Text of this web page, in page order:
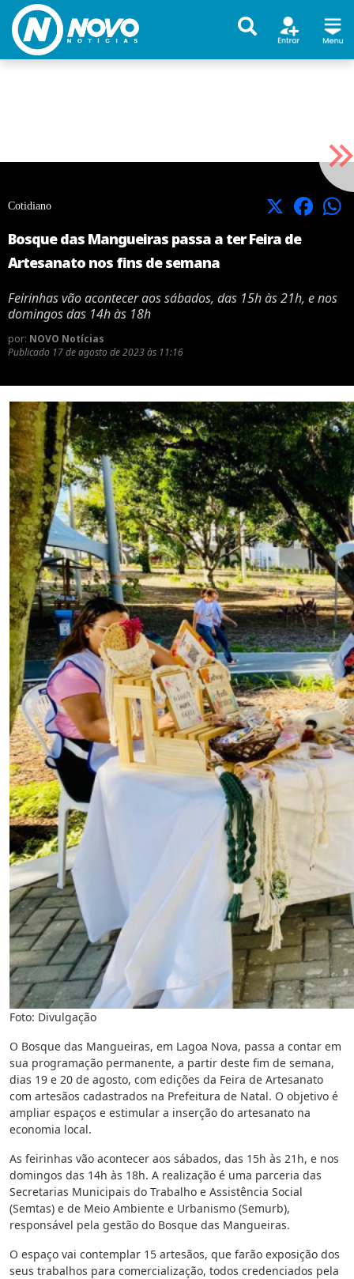
Cotidiano X Facebook
Bosque das Mangueiras passa a ter Feira de
Artesanato nos fins de semana
Feirinhas vão acontecer aos sábados, das 15h às 21h, e nos
domingos das 14h às 18h
por: NOVO Notícias
Publicado 17 de agosto de 2023 às 11:16
Foto: Divulgação
O Bosque das Mangueiras, em Lagoa Nova, passa a contar em
sua programação permanente, a partir deste fim de semana,
dias 19 e 20 de agosto, com edições da Feira de Artesanato
com artesãos cadastrados na Prefeitura de Natal. O objetivo é
ampliar espaços e estimular a inserção do artesanato na
economia local.
As feirinhas vão acontecer aos sábados, das 15h às 21h, e nos
domingos das 14h às 18h. A realização é uma parceria das
Secretarias Municipais do Trabalho e Assistência Social
(Semtas) e de Meio Ambiente e Urbanismo (Semurb),
responsável pela gestão do Bosque das Mangueiras.
O espaço vai contemplar 15 artesãos, que farão exposição dos
seus trabalhos para comercialização, todos credenciados pela